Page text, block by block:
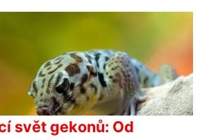
svět gekonů: Od